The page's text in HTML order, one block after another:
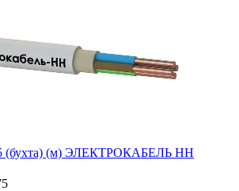
(бухта) (м) ЭЛЕКТРОКАБЕЛЬ НН